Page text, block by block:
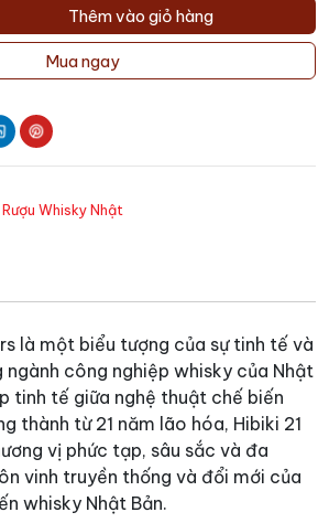
Thêm vào giỏ hàng
Mua ngay
Rượu Whisky Nhật
là một biểu tượng của sự tinh tế và
ngành công nghiệp whisky của Nhật
tinh tế giữa nghệ thuật chế biến
thành từ 21 năm lão hóa, Hibiki 21
vị phức tạp, sâu sắc và đa
vinh truyền thống và đổi mới của
whisky Nhật Bản.